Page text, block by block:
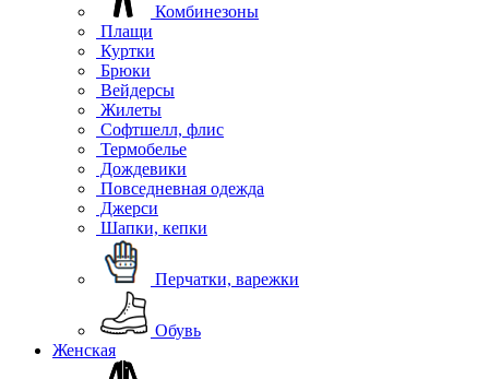
Комбинезоны
Плащи
Куртки
Брюки
Вейдерсы
Жилеты
Софтшелл, флис
Термобелье
Дождевики
Повседневная одежда
Джерси
Шапки, кепки
Перчатки, варежки
Обувь
Женская